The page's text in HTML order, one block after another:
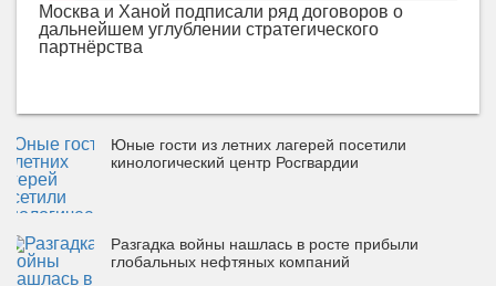
Москва и Ханой подписали ряд договоров о
дальнейшем углублении стратегического
партнёрства
Юные гости из летних лагерей посетили
кинологический центр Росгвардии
Разгадка войны нашлась в росте прибыли
глобальных нефтяных компаний